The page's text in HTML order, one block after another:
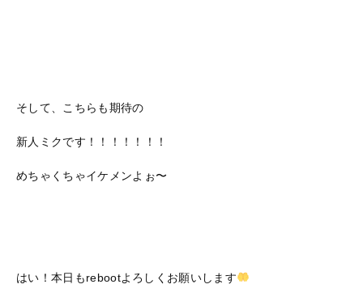
そして、こちらも期待の
新人ミクです！！！！！！！
めちゃくちゃイケメンよぉ〜
はい！本日もrebootよろしくお願いします